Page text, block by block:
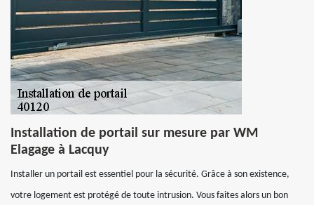
Installation de portail sur mesure par WM
Elagage à Lacquy
Installer un portail est essentiel pour la sécurité. Grâce à son existence,
votre logement est protégé de toute intrusion. Vous faites alors un bon